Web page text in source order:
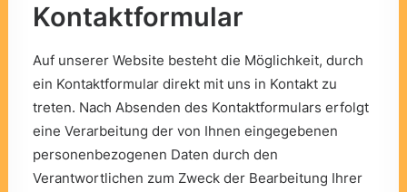
Kontaktformular
Auf unserer Website besteht die Möglichkeit, durch
ein Kontaktformular direkt mit uns in Kontakt zu
treten. Nach Absenden des Kontaktformulars erfolgt
eine Verarbeitung der von Ihnen eingegebenen
personenbezogenen Daten durch den
Verantwortlichen zum Zweck der Bearbeitung Ihrer